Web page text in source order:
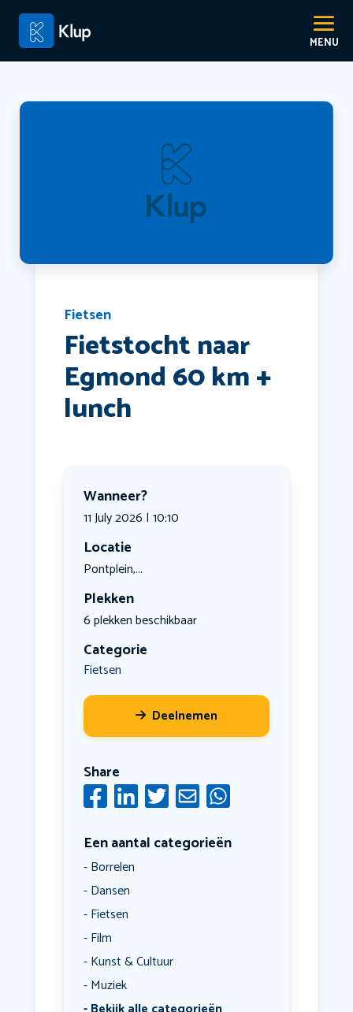
Fietsen
Fietstocht naar
Egmond 60 km +
lunch
Wanneer?
11 July 2026 | 10:10
Locatie
Pontplein,...
Plekken
6 plekken beschikbaar
Categorie
Fietsen
Deelnemen
Share
Een aantal categorieën
Borrelen
Dansen
Fietsen
Film
Kunst & Cultuur
Muziek